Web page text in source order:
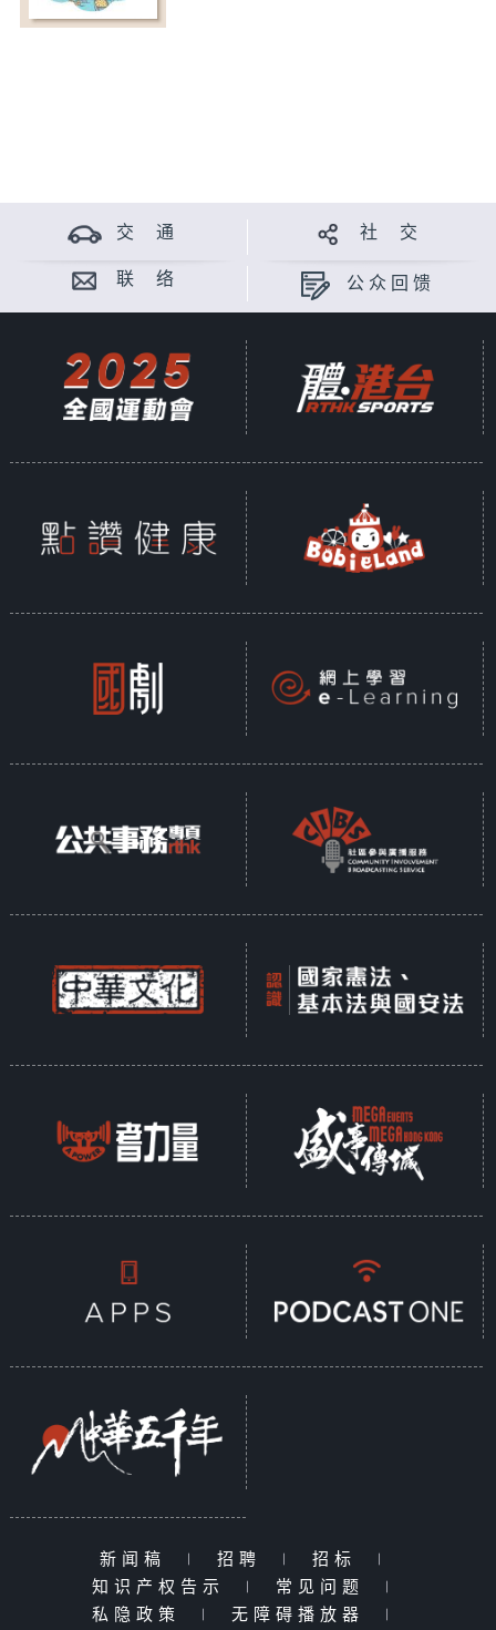
交 通 社 交
联 络 公众回馈
新闻稿 | 招聘 | 招标
|
知识产权告示
| 常见问题
|
私隐政策
| 无障碍播放器 |